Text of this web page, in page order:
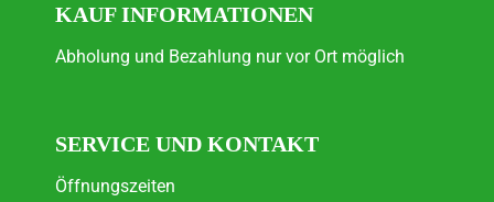
KAUF INFORMATIONEN
Abholung und Bezahlung nur vor Ort möglich
SERVICE UND KONTAKT
Öffnungszeiten